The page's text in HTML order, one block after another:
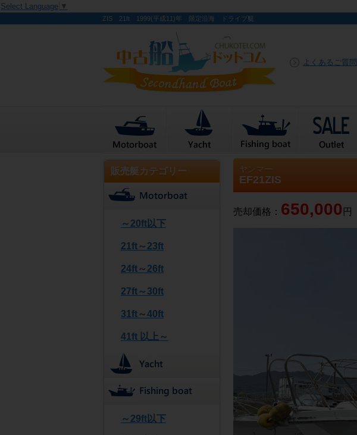
Select Language ▼
ZIS 21ft 1999(平成11)年 限定沿海 ドライブ艇
よくあるご質問
販売艇カテゴリー
～20ft以下
21ft～23ft
24ft～26ft
27ft～30ft
31ft～40ft
41ft 以上～
～29ft以下
ヤンマー
EF21ZIS
売却価格： 650,000 円